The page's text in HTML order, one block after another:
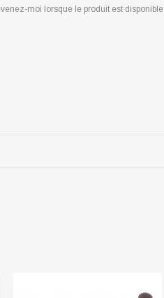
moi lorsque le produit est disponible